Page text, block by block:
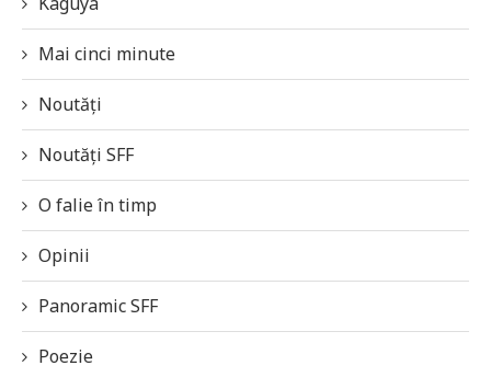
Mai cinci minute
Noutăți
Noutăți SFF
O falie în timp
Opinii
Panoramic SFF
Poezie